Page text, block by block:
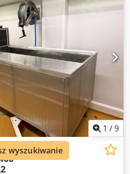
1 /9
wyszukiwanie